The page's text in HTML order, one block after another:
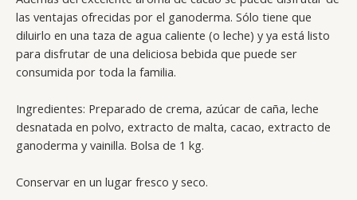
las ventajas ofrecidas por el ganoderma. Sólo tiene que
diluirlo en una taza de agua caliente (o leche) y ya está listo
para disfrutar de una deliciosa bebida que puede ser
consumida por toda la familia.
Ingredientes: Preparado de crema, azúcar de caña, leche
desnatada en polvo, extracto de malta, cacao, extracto de
ganoderma y vainilla. Bolsa de 1 kg.
Conservar en un lugar fresco y seco.